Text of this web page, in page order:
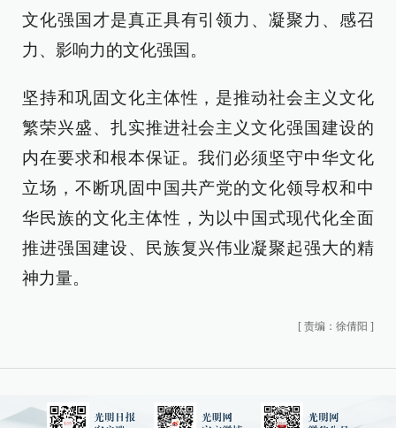
文化强国才是真正具有引领力、凝聚力、感召
力、影响力的文化强国。
坚持和巩固文化主体性，是推动社会主义文化
繁荣兴盛、扎实推进社会主义文化强国建设的
内在要求和根本保证。我们必须坚守中华文化
立场，不断巩固中国共产党的文化领导权和中
华民族的文化主体性，为以中国式现代化全面
推进强国建设、民族复兴伟业凝聚起强大的精
神力量。
[ 责编：徐倩阳 ]